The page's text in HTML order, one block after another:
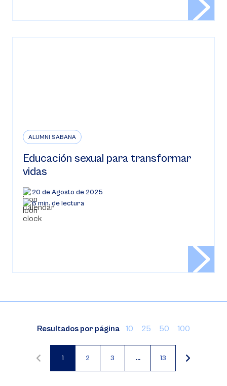
ALUMNI SABANA
Educación sexual para transformar
vidas
20 de Agosto de 2025
6 min. de lectura
Resultados por página 10 25 50 100
Página
1
Página
2
Página
3 … 13